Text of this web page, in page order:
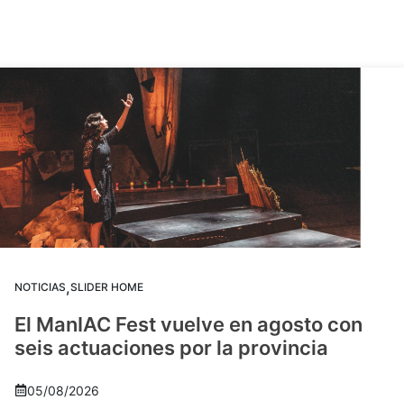
NOTICIAS,SLIDER HOME
El ManIAC Fest vuelve en agosto con
seis actuaciones por la provincia
05/08/2026